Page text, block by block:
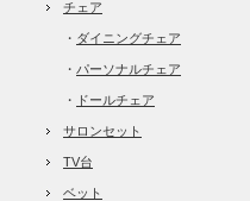
チェア
・ ダイニングチェア
・ パーソナルチェア
・ ドールチェア
サロンセット
TV台
ベット